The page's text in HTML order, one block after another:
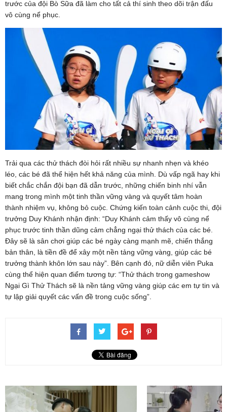
trước của đội Bò Sữa đã làm cho tất cả thí sinh theo dõi trận đấu
vô cùng nể phục.
Trải qua các thử thách đòi hỏi rất nhiều sự nhanh nhẹn và khéo
léo, các bé đã thể hiện hết khả năng của mình. Dù vấp ngã hay khi
biết chắc chắn đội bạn đã dẫn trước, những chiến binh nhí vẫn
mang trong mình một tinh thần vững vàng và quyết tâm hoàn
thành nhiệm vụ, không bỏ cuộc. Chứng kiến toàn cảnh cuộc thi, đội
trưởng Duy Khánh nhận định: “Duy Khánh cảm thấy vô cùng nể
phục trước tinh thần dũng cảm chẳng ngại thử thách của các bé.
Đây sẽ là sân chơi giúp các bé ngày càng mạnh mẽ, chiến thắng
bản thân, là tiền đề để xây một nền tảng vững vàng, giúp các bé
trưởng thành khôn lớn sau này”. Bên cạnh đó, nữ diễn viên Puka
cùng thể hiện quan điểm tương tự: “Thử thách trong gameshow
Ngại Gì Thử Thách sẽ là nền tảng vững vàng giúp các em tự tin và
tự lập giải quyết các vấn đề trong cuộc sống”.